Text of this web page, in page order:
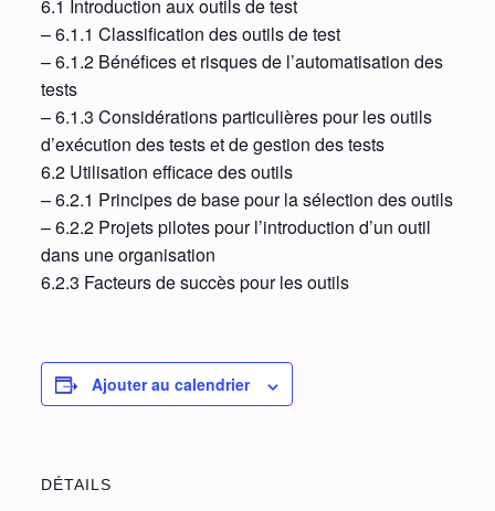
6.1 Introduction aux outils de test
– 6.1.1 Classification des outils de test
– 6.1.2 Bénéfices et risques de l’automatisation des
tests
– 6.1.3 Considérations particulières pour les outils
d’exécution des tests et de gestion des tests
6.2 Utilisation efficace des outils
– 6.2.1 Principes de base pour la sélection des outils
– 6.2.2 Projets pilotes pour l’introduction d’un outil
dans une organisation
6.2.3 Facteurs de succès pour les outils
Ajouter au calendrier
DÉTAILS